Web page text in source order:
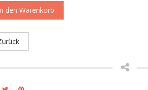
den Warenkorb